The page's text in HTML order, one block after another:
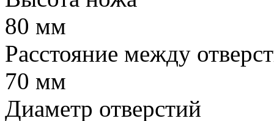
80 мм
Расстояние между
70 мм
Диаметр отверстий